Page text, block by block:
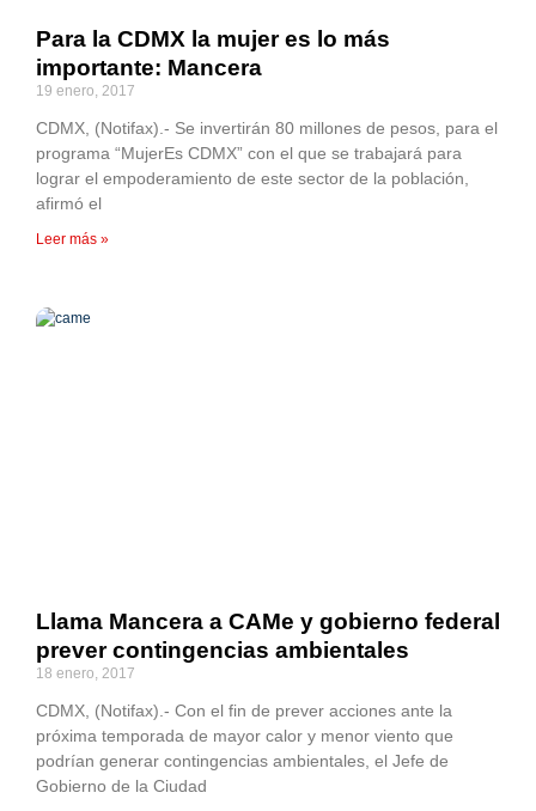
Para la CDMX la mujer es lo más
importante: Mancera
19 enero, 2017
CDMX, (Notifax).- Se invertirán 80 millones de pesos, para el
programa “MujerEs CDMX” con el que se trabajará para
lograr el empoderamiento de este sector de la población,
afirmó el
Leer más »
Llama Mancera a CAMe y gobierno federal
prever contingencias ambientales
18 enero, 2017
CDMX, (Notifax).- Con el fin de prever acciones ante la
próxima temporada de mayor calor y menor viento que
podrían generar contingencias ambientales, el Jefe de
Gobierno de la Ciudad